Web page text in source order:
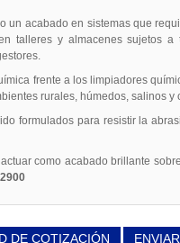
un acabado en sistemas que
talleres y almacenes sujetos
frente a los limpiadores
rurales, húmedos, salinos
formulados para resistir la
como acabado brillante
DE COTIZACIÓN